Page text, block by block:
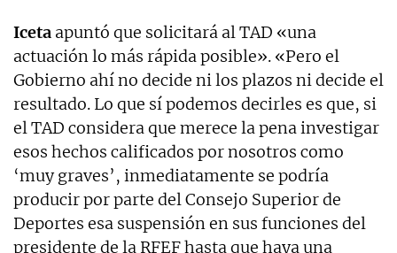
Iceta apuntó que solicitará al TAD «una
actuación lo más rápida posible». «Pero el
Gobierno ahí no decide ni los plazos ni decide el
resultado. Lo que sí podemos decirles es que, si
el TAD considera que merece la pena investigar
esos hechos calificados por nosotros como
‘muy graves’, inmediatamente se podría
producir por parte del Consejo Superior de
Deportes esa suspensión en sus funciones del
presidente de la RFEF hasta que haya una